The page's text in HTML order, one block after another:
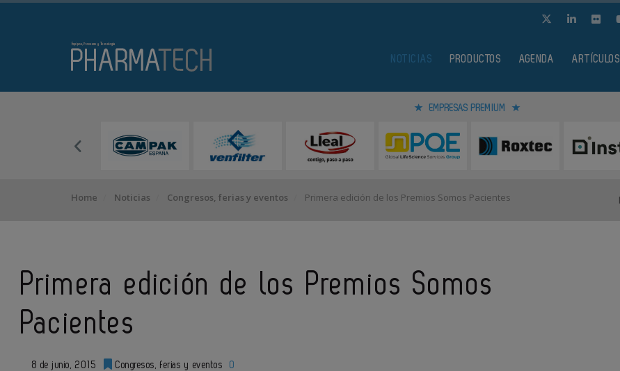
NOTICIAS PRODUCTOS AGENDA ARTÍCULOS
EMPRESAS PREMIUM
Home Noticias Congresos, ferias y eventos Primera edición de los Premios Somos Pacientes
Primera edición de los Premios Somos
Pacientes
8 de junio, 2015 Congresos, ferias y eventos 0